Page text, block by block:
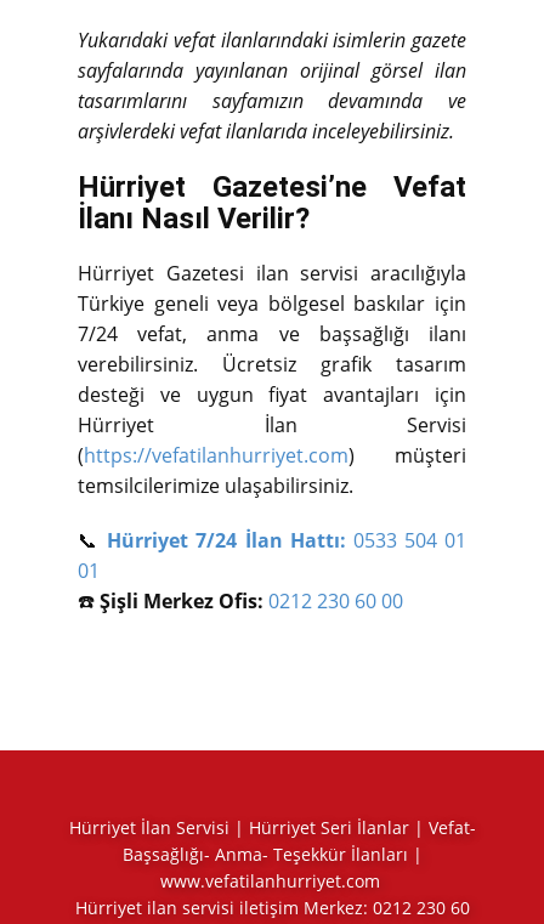
Yukarıdaki vefat ilanlarındaki isimlerin gazete
sayfalarında yayınlanan orijinal görsel ilan
tasarımlarını sayfamızın devamında ve
arşivlerdeki vefat ilanlarıda inceleyebilirsiniz.
Hürriyet Gazetesi’ne Vefat
İlanı Nasıl Verilir?
Hürriyet Gazetesi ilan servisi aracılığıyla
Türkiye geneli veya bölgesel baskılar için
7/24 vefat, anma ve başsağlığı ilanı
verebilirsiniz. Ücretsiz grafik tasarım
desteği ve uygun fiyat avantajları için
Hürriyet İlan Servisi
(https://vefatilanhurriyet.com) müşteri
temsilcilerimize ulaşabilirsiniz.
📞 Hürriyet 7/24 İlan Hattı: 0533 504 01
01
☎️Şişli Merkez Ofis: 0212 230 60 00
Hürriyet İlan Servisi | Hürriyet Seri İlanlar | Vefat-
Başsağlığı- Anma- Teşekkür İlanları |
www.vefatilanhurriyet.com
Hürriyet ilan servisi iletişim Merkez: 0212 230 60